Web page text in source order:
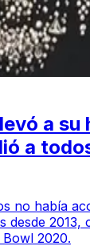
a su
a
no había
desde 2013,
2020.